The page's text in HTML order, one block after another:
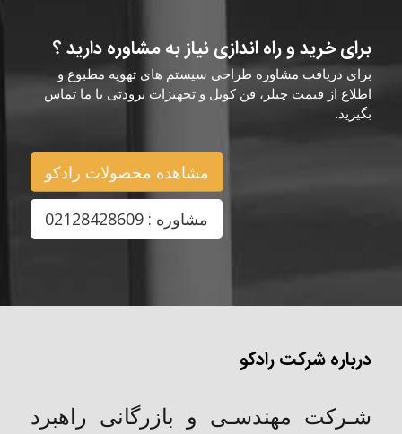
برای خرید و راه اندازی نیاز به مشاوره دارید ؟
برای دریافت مشاوره طراحی سیستم های تهویه مطبوع و
اطلاع از قیمت چیلر، فن کویل و تجهیزات برودتی با ما تماس
بگیرید.
مشاهده محصولات رادکو
مشاوره : 02128428609
درباره شرکت رادکو
شـركت مهندسـی و بازرگانی راهبرد